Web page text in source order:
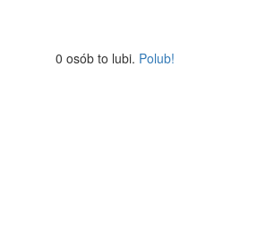
0 osób to lubi. Polub!